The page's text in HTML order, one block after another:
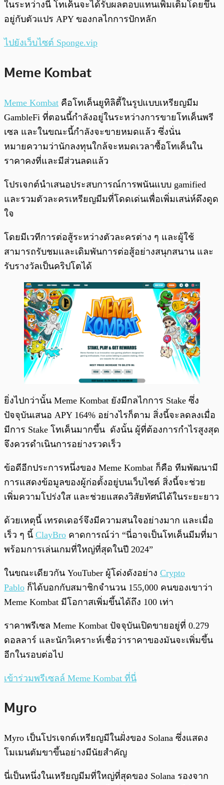
ในระหว่างนี้ โทเค็นจะได้รับผลตอบแทนเพิ่มเติมโดยขึ้น
อยู่กับตัวแปร APY ของกลไกการปักหลัก
ไปยังเว็บไซต์ Sponge.vip
Meme Kombat
Meme Kombat คือโทเค็นยูทิลิตี้ในรูปแบบเหรียญมีม
GambleFi ที่ตอนนี้กำลังอยู่ในระหว่างการขายโทเค็นพรี
เซล และในขณะนี้กำลังจะขายหมดแล้ว ซึ่งนั่น
หมายความว่านักลงทุนใกล้จะหมดเวลาซื้อโทเค็นใน
ราคาคงที่และมีส่วนลดแล้ว
โปรเจกต์นำเสนอประสบการณ์การพนันแบบ gamified
และรวมตัวละครเหรียญมีมที่โดดเด่นเพื่อเพิ่มเสน่ห์ดึงดูด
ใจ
โดยมีเวทีการต่อสู้ระหว่างตัวละครต่าง ๆ และผู้ใช้
สามารถรับชมและเดิมพันการต่อสู้อย่างสนุกสนาน และ
รับรางวัลเป็นคริปโตได้
ยิ่งไปกว่านั้น Meme Kombat ยังมีกลไกการ Stake ซึ่ง
ปัจจุบันเสนอ APY 164% อย่างไรก็ตาม สิ่งนี้จะลดลงเมื่อ
มีการ Stake โทเค็นมากขึ้น ดังนั้น ผู้ที่ต้องการกำไรสูงสุด
จึงควรดำเนินการอย่างรวดเร็ว
ข้อดีอีกประการหนึ่งของ Meme Kombat ก็คือ ทีมพัฒนามี
การแสดงข้อมูลของผู้ก่อตั้งอยู่บนเว็บไซต์ สิ่งนี้จะช่วย
เพิ่มความโปร่งใส และช่วยแสดงวิสัยทัศน์ได้ในระยะยาว
ด้วยเหตุนี้ เทรดเดอร์จึงมีความสนใจอย่างมาก และเมื่อ
เร็ว ๆ นี้ ClayBro คาดการณ์ว่า “นี่อาจเป็นโทเค็นมีมที่มา
พร้อมการเล่นเกมที่ใหญ่ที่สุดในปี 2024”
ในขณะเดียวกัน YouTuber ผู้โด่งดังอย่าง Crypto
Pablo ก็ได้บอกกับสมาชิกจำนวน 155,000 คนของเขาว่า
Meme Kombat มีโอกาสเพิ่มขึ้นได้ถึง 100 เท่า
ราคาพรีเซล Meme Kombat ปัจจุบันเปิดขายอยู่ที่ 0.279
ดอลลาร์ และนักวิเคราะห์เชื่อว่าราคาของมันจะเพิ่มขึ้น
อีกในรอบต่อไป
เข้าร่วมพรีเซลล์ Meme Kombat ที่นี่
Myro
Myro เป็นโปรเจกต์เหรียญมีในฝั่งของ Solana ซึ่งแสดง
โมเมนตัมขาขึ้นอย่างมีนัยสำคัญ
นี่เป็นหนึ่งในเหรียญมีมที่ใหญ่ที่สุดของ Solana รองจาก